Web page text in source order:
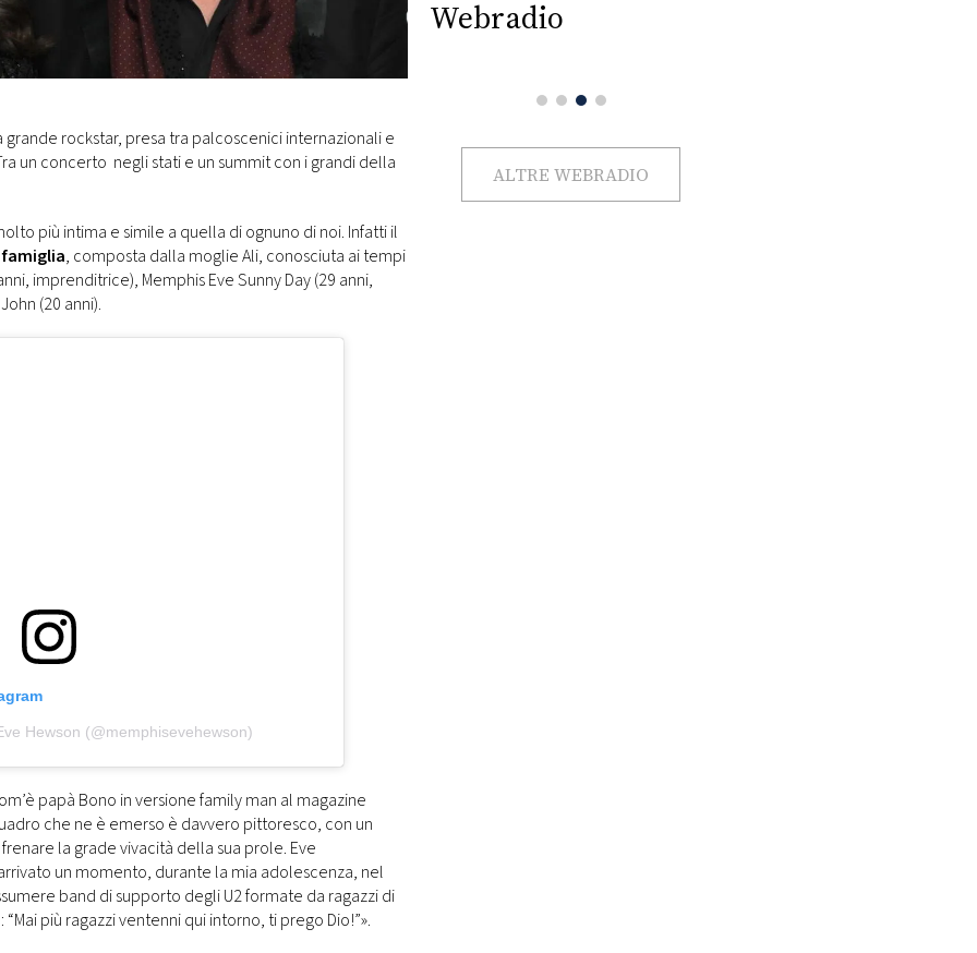
rockstar, presa tra palcoscenici internazionali e
un concerto negli stati e un summit con i grandi della
più intima e simile a quella di ognuno di noi. Infatti il
, composta dalla moglie Ali, conosciuta ai tempi
imprenditrice), Memphis Eve Sunny Day (29 anni,
(20 anni).
Hewson (@memphisevehewson)
papà Bono in versione family man al magazine
che ne è emerso è davvero pittoresco, con un
la grade vivacità della sua prole. Eve
un momento, durante la mia adolescenza, nel
band di supporto degli U2 formate da ragazzi di
più ragazzi ventenni qui intorno, ti prego Dio!”».
Webradio
ALTRE WEBRADIO